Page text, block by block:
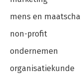
mens en
non-profit
ondernemen
organisatiekunde